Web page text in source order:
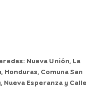
Nueva Unión, La
Honduras, Comuna San
Esperanza y Calle